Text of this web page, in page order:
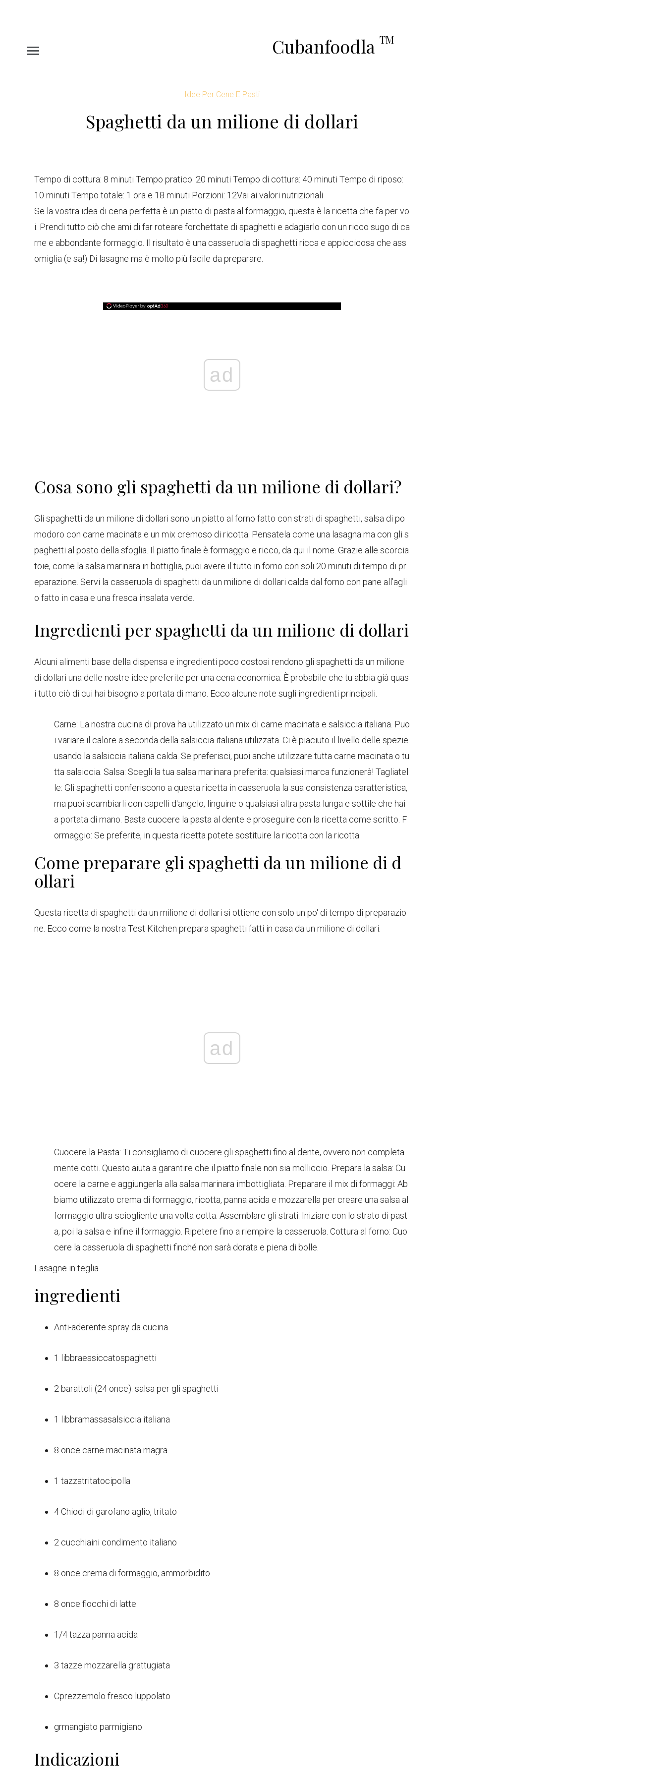
Cubanfoodla TM
Idee Per Cene E Pasti
Spaghetti da un milione di dollari
Tempo di cottura: 8 minuti Tempo pratico: 20 minuti Tempo di cottura: 40 minuti Tempo di riposo:
10 minuti Tempo totale: 1 ora e 18 minuti Porzioni: 12Vai ai valori nutrizionali
Se la vostra idea di cena perfetta è un piatto di pasta al formaggio, questa è la ricetta che fa per vo
i. Prendi tutto ciò che ami di far roteare forchettate di spaghetti e adagiarlo con un ricco sugo di ca
rne e abbondante formaggio. Il risultato è una casseruola di spaghetti ricca e appiccicosa che ass
omiglia (e sa!) Di lasagne ma è molto più facile da preparare.
ad
Cosa sono gli spaghetti da un milione di dollari?
Gli spaghetti da un milione di dollari sono un piatto al forno fatto con strati di spaghetti, salsa di po
modoro con carne macinata e un mix cremoso di ricotta. Pensatela come una lasagna ma con gli s
paghetti al posto della sfoglia. Il piatto finale è formaggio e ricco, da qui il nome. Grazie alle scorcia
toie, come la salsa marinara in bottiglia, puoi avere il tutto in forno con soli 20 minuti di tempo di pr
eparazione. Servi la casseruola di spaghetti da un milione di dollari calda dal forno con pane all'agli
o fatto in casa e una fresca insalata verde.
Ingredienti per spaghetti da un milione di dollari
Alcuni alimenti base della dispensa e ingredienti poco costosi rendono gli spaghetti da un milione
di dollari una delle nostre idee preferite per una cena economica. È probabile che tu abbia già quas
i tutto ciò di cui hai bisogno a portata di mano. Ecco alcune note sugli ingredienti principali.
Carne: La nostra cucina di prova ha utilizzato un mix di carne macinata e salsiccia italiana. Puo
i variare il calore a seconda della salsiccia italiana utilizzata. Ci è piaciuto il livello delle spezie
usando la salsiccia italiana calda. Se preferisci, puoi anche utilizzare tutta carne macinata o tu
tta salsiccia. Salsa: Scegli la tua salsa marinara preferita: qualsiasi marca funzionerà! Tagliatel
le: Gli spaghetti conferiscono a questa ricetta in casseruola la sua consistenza caratteristica,
ma puoi scambiarli con capelli d'angelo, linguine o qualsiasi altra pasta lunga e sottile che hai
a portata di mano. Basta cuocere la pasta al dente e proseguire con la ricetta come scritto. F
ormaggio: Se preferite, in questa ricetta potete sostituire la ricotta con la ricotta.
Come preparare gli spaghetti da un milione di d
ollari
Questa ricetta di spaghetti da un milione di dollari si ottiene con solo un po' di tempo di preparazio
ne. Ecco come la nostra Test Kitchen prepara spaghetti fatti in casa da un milione di dollari.
ad
Cuocere la Pasta: Ti consigliamo di cuocere gli spaghetti fino al dente, ovvero non completa
mente cotti. Questo aiuta a garantire che il piatto finale non sia molliccio. Prepara la salsa: Cu
ocere la carne e aggiungerla alla salsa marinara imbottigliata. Preparare il mix di formaggi: Ab
biamo utilizzato crema di formaggio, ricotta, panna acida e mozzarella per creare una salsa al
formaggio ultra-sciogliente una volta cotta. Assemblare gli strati: Iniziare con lo strato di past
a, poi la salsa e infine il formaggio. Ripetere fino a riempire la casseruola. Cottura al forno: Cuo
cere la casseruola di spaghetti finché non sarà dorata e piena di bolle.
Lasagne in teglia
ingredienti
Anti-aderente spray da cucina
1 libbraessiccatospaghetti
2 barattoli (24 once). salsa per gli spaghetti
1 libbramassasalsiccia italiana
8 once carne macinata magra
1 tazzatritatocipolla
4Chiodi di garofano aglio, tritato
2 cucchiaini condimento italiano
8 once crema di formaggio, ammorbidito
8 once fiocchi di latte
1/4tazza panna acida
3 tazze mozzarella grattugiata
Cprezzemolo fresco luppolato
grmangiato parmigiano
Indicazioni